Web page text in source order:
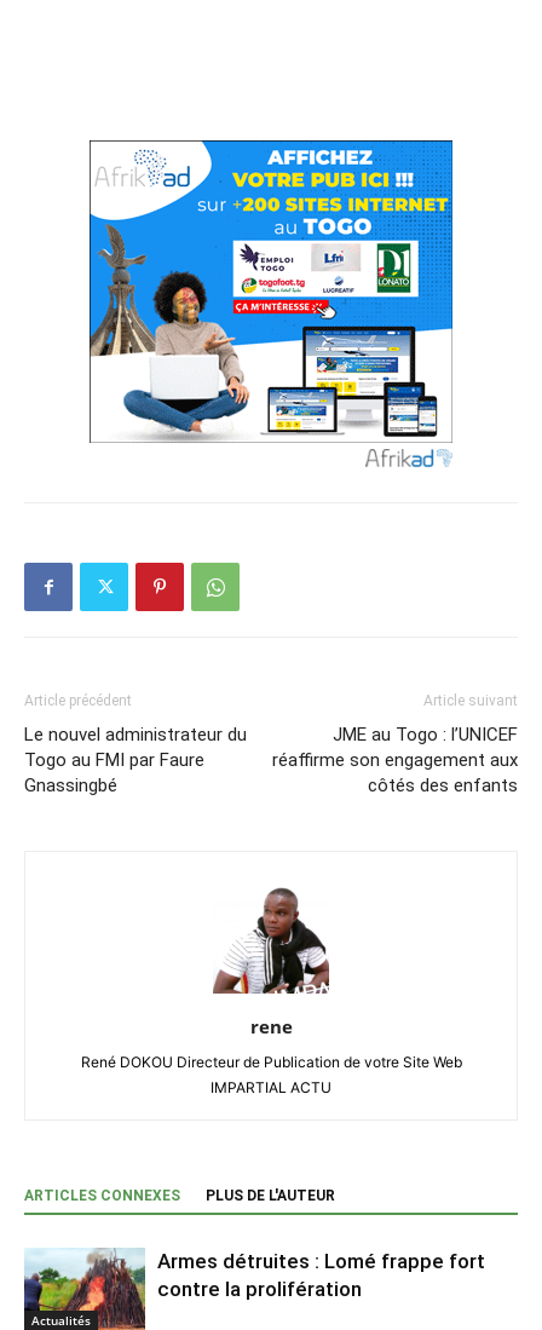
Article précédent
Le nouvel administrateur du
Togo au FMI par Faure
Gnassingbé
Article suivant
JME au Togo : l’UNICEF
réaffirme son engagement aux
côtés des enfants
rene
René DOKOU Directeur de Publication de votre Site Web
IMPARTIAL ACTU
ARTICLES CONNEXES PLUS DE L'AUTEUR
Actualités
Armes détruites : Lomé frappe fort
contre la prolifération